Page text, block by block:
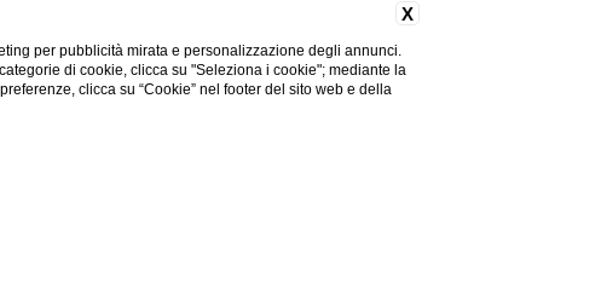
nota informativa*
X
per pubblicità mirata e personalizzazione degli annunci.
di cookie, clicca su "Seleziona i cookie"; mediante la
clicca su “Cookie” nel footer del sito web e della